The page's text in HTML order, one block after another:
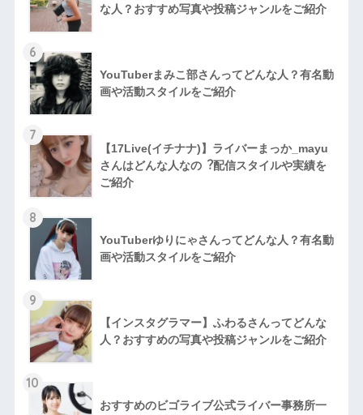
な⼈？おすすめ写真や投稿ジャンルをご紹介
6
YouTuberまみこ部さんってどんな⼈？有名動
画や活動スタイルをご紹介
7
【17Live(イチナナ)】ライバーまっか_mayu
さんはどんな人なの︖配信スタイルや実績を
ご紹介
8
YouTuberゆりにゃさんってどんな⼈？有名動
画や活動スタイルをご紹介
9
【インスタグラマー】ふわるさんってどんな
人？おすすめの写真や投稿ジャンルをご紹介
10
おすすめのビゴライブ公式ライバー事務所一